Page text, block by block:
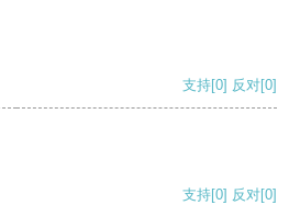
支持[0] 反对[0]
支持[0] 反对[0]